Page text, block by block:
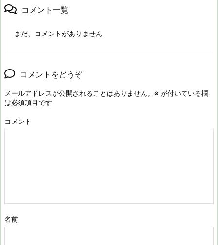
コメント一覧
まだ、コメントがありません
コメントをどうぞ
メールアドレスが公開されることはありません。 ※ が付いている欄
は必須項目です
コメント
名前